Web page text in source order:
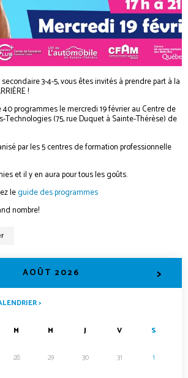
3-4-5, vous êtes invités à prendre part à la
!
programmes le mercredi 19 février au Centre de
(75, rue Duquet à Sainte-Thérèse) de
par les 5 centres de formation professionnelle
et il y en aura pour tous les goûts.
leguide des programmes
nombre!
AOÛT 2026 >
>
M M J V S
28 29 30 31 1